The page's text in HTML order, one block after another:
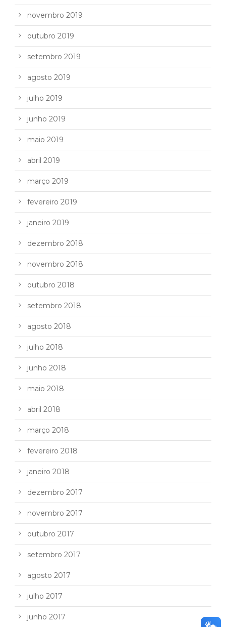
novembro 2019
outubro 2019
setembro 2019
agosto 2019
julho 2019
junho 2019
maio 2019
abril 2019
março 2019
fevereiro 2019
janeiro 2019
dezembro 2018
novembro 2018
outubro 2018
setembro 2018
agosto 2018
julho 2018
junho 2018
maio 2018
abril 2018
março 2018
fevereiro 2018
janeiro 2018
dezembro 2017
novembro 2017
outubro 2017
setembro 2017
agosto 2017
julho 2017
junho 2017